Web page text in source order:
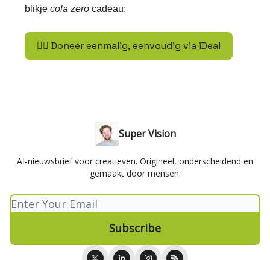
blikje cola zero cadeau:
👉🏽 Doneer eenmalig, eenvoudig via iDeal
Super Vision
AI-nieuwsbrief voor creatieven. Origineel, onderscheidend en
gemaakt door mensen.